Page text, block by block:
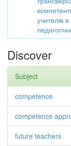
учителів
Discover
Subject
competence
competence
future teachers